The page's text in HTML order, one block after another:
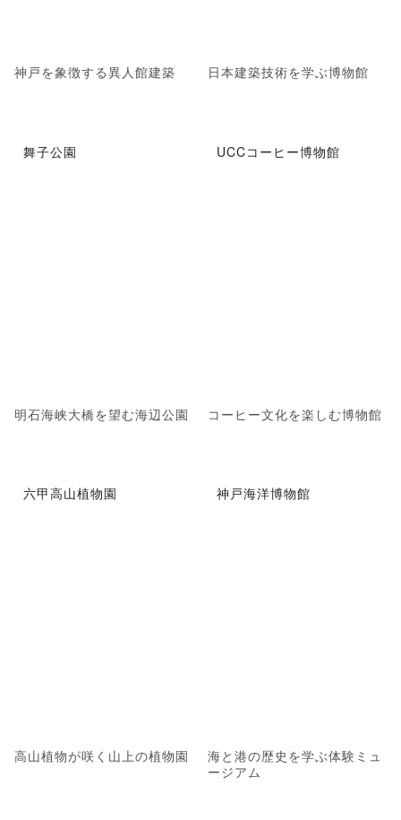
神戸を象徴する異人館建築 日本建築技術を学ぶ博物館
舞子公園
明石海峡大橋を望む海辺公園
UCCコーヒー博物館
コーヒー文化を楽しむ博物館
六甲高山植物園
高山植物が咲く山上の植物園
神戸海洋博物館
海と港の歴史を学ぶ体験ミュ
ージアム